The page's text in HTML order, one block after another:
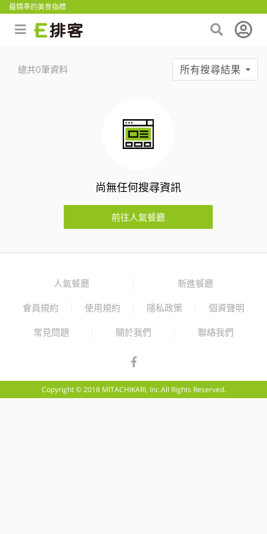
最精準的美食指標
總共0筆資料 所有搜尋結果
尚無任何搜尋資訊
前往人氣餐廳
人氣餐廳 新進餐廳
會員規約 使用規約 隱私政策 個資聲明
常見問題 關於我們 聯絡我們
Copyright © 2018 MITACHIKARI, Inc.All Rights Reserved.